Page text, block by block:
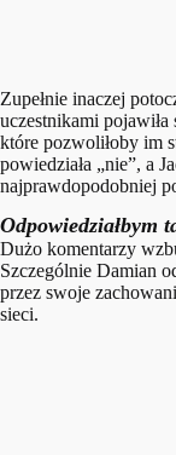
Zupełnie inaczej
uczestnikami pojawiła
które pozwoliłoby im
powiedziała „nie”, a
najprawdopodobniej
Odpowiedziałbym
Dużo komentarzy
Szczególnie Damian
przez swoje
sieci.